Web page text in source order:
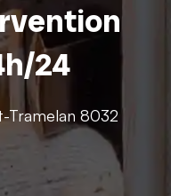
24
Tramelan 8032